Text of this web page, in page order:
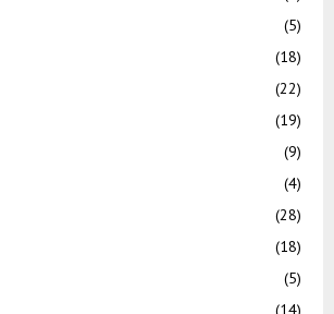
(5)
(18)
(22)
(19)
(9)
(4)
(28)
(18)
(5)
(14)